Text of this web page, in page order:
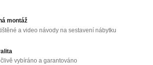
montáž
a video návody na sestavení nábytku
vybíráno a garantováno